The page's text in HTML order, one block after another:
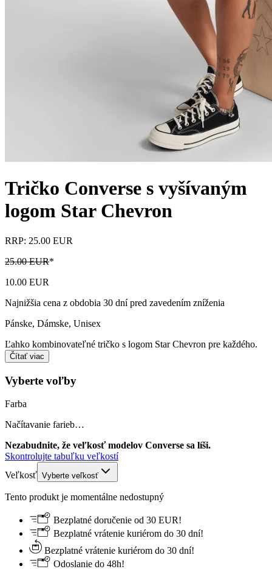
Tričko Converse s vyšívaným
logom Star Chevron
RRP: 25.00 EUR
25.00 EUR*
10.00 EUR
Najnižšia cena z obdobia 30 dní pred zavedením zníženia
Pánske, Dámske, Unisex
Ľahko kombinovateľné tričko s logom Star Chevron pre každého.
Čítať viac
Vyberte voľby
Farba
Načítavanie farieb…
Nezabudnite, že veľkosť modelov Converse sa líši.
Skontrolujte tabuľku veľkostí
Veľkosť Vyberte veľkosť
Tento produkt je momentálne nedostupný
Bezplatné doručenie od 30 EUR!
Bezplatné vrátenie kuriérom do 30 dní!
Bezplatné vrátenie kuriérom do 30 dní!
Odoslanie do 48h!